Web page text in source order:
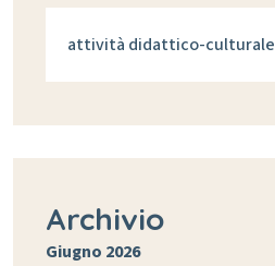
attività didattico-culturale
Archivio
Giugno 2026